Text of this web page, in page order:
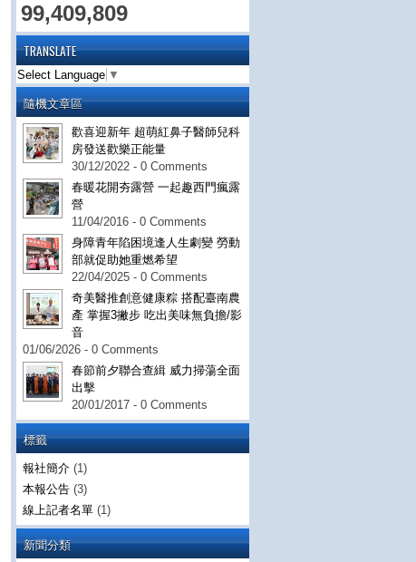
99,409,809
TRANSLATE
Select Language ▼
隨機文章區
歡喜迎新年 超萌紅鼻子醫師兒科
房發送歡樂正能量
30/12/2022 - 0 Comments
春暖花開夯露營 一起趣西門瘋露
營
11/04/2016 - 0 Comments
身障青年陷困境逢人生劇變 勞動
部就促助她重燃希望
22/04/2025 - 0 Comments
奇美醫推創意健康粽 搭配臺南農
產 掌握3撇步 吃出美味無負擔/影
音
01/06/2026 - 0 Comments
春節前夕聯合查緝 威力掃蕩全面
出擊
20/01/2017 - 0 Comments
標籤
報社簡介 (1)
本報公告 (3)
線上記者名單 (1)
新聞分類